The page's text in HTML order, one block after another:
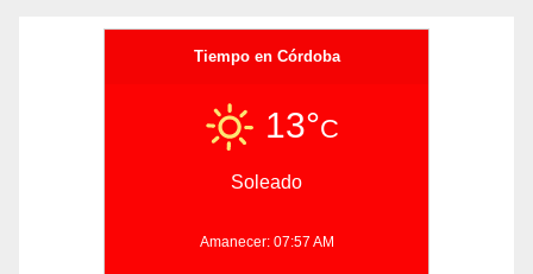
Tiempo en Córdoba
13°C
Soleado
Amanecer: 07:57 AM